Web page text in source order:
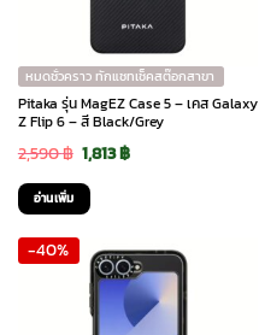
หมดชั่วคราว ทักแชทเช็คสต๊อกสาขา
Pitaka รุ่น MagEZ Case 5 – เคส Galaxy
Z Flip 6 – สี Black/Grey
2,590฿ Original
price
was:
2,590 ฿.
1,813฿Current
1,813 ฿.
อ่านเพิ่ม
-40%